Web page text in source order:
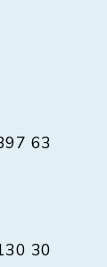
63
30